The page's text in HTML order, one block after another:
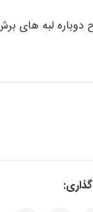
لبه های